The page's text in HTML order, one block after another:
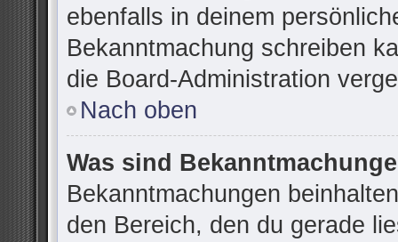
ebenfalls in deinem
Bekanntmachung schreiben
die Board-Administration
Nach oben
Was sind
Bekanntmachungen
den Bereich, den du gerade